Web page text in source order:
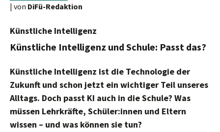
| von DiFü-Redaktion
Künstliche Intelligenz
Künstliche Intelligenz und Schule: Passt das?
Künstliche Intelligenz ist die Technologie der
Zukunft und schon jetzt ein wichtiger Teil unseres
Alltags. Doch passt KI auch in die Schule? Was
müssen Lehrkräfte, Schüler:innen und Eltern
wissen – und was können sie tun?